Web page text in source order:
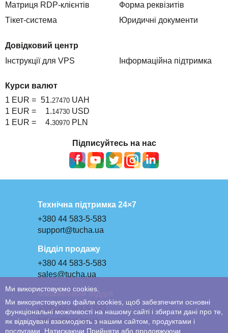
Матриця RDP-клієнтів
Тікет-система
Форма реквізитів
Юридичні документи
Довідковий центр
Інструкції для VPS
Інформаційна підтримка
Курси валют
1 EUR = 51.27470 UAH
1 EUR =
1.14730 USD
1 EUR =
4.30970 PLN
Підписуйтесь на нас
Технічна підтримка 24×7
+380 44 583-5-583
support@tucha.ua
Відділ продажу
+380 44 583-5-583
sales@tucha.ua
Фінансовий відділ
+380 44 583-5-583
billing@tucha.ua
Ми використовуємо cookies.
Ми використовуємо файли cookies, щоб забезпечити основні
функціональні можливості на нашому сайті і збирати дані про те,
як відвідувачі взаємодіють з нашим сайтом, продуктами і
послугами. Натискаючи Прийняти або продовжуючи